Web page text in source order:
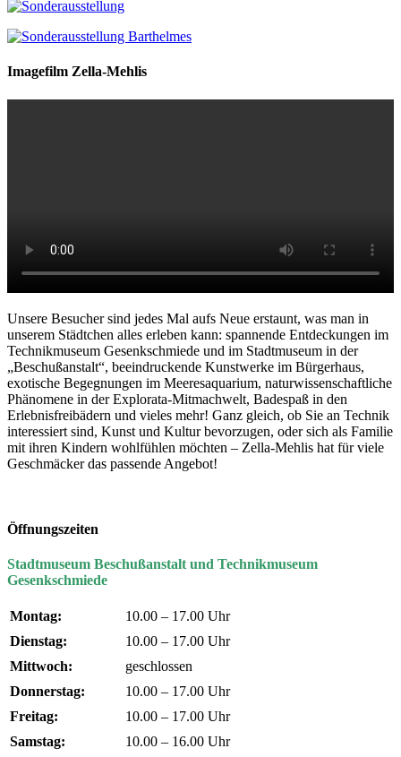
Imagefilm Zella-Mehlis
Unsere Besucher sind jedes Mal aufs Neue erstaunt, was man in
unserem Städtchen alles erleben kann: spannende Entdeckungen im
Technikmuseum Gesenkschmiede und im Stadtmuseum in der
„Beschußanstalt“, beeindruckende Kunstwerke im Bürgerhaus,
exotische Begegnungen im Meeresaquarium, naturwissenschaftliche
Phänomene in der Explorata‐Mitmachwelt, Badespaß in den
Erlebnisfreibädern und vieles mehr! Ganz gleich, ob Sie an Technik
interessiert sind, Kunst und Kultur bevorzugen, oder sich als Familie
mit ihren Kindern wohlfühlen möchten – Zella‐Mehlis hat für viele
Geschmäcker das passende Angebot!
Öffnungszeiten
Stadtmuseum Beschußanstalt und Technikmuseum
Gesenkschmiede
Montag:
10.00 – 17.00 Uhr
Dienstag:
10.00 – 17.00 Uhr
Mittwoch:
geschlossen
Donnerstag:
10.00 – 17.00 Uhr
Freitag:
10.00 – 17.00 Uhr
Samstag:
10.00 – 16.00 Uhr